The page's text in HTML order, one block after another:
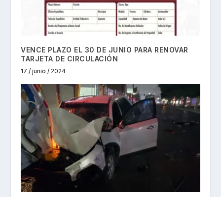
VENCE PLAZO EL 30 DE JUNIO PARA RENOVAR
TARJETA DE CIRCULACIÓN
17 / junio / 2024